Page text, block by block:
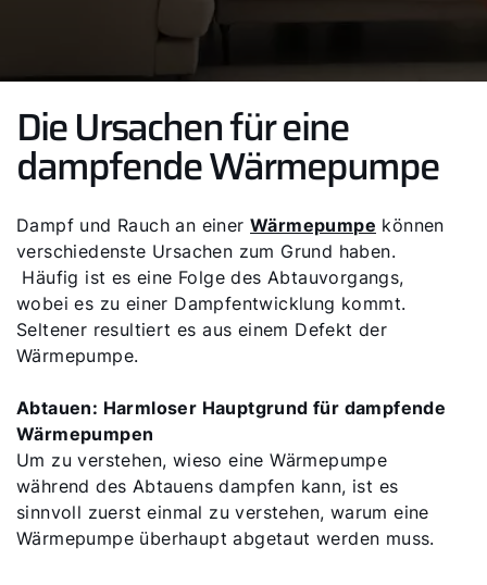
Die Ursachen für eine
dampfende Wärmepumpe
Dampf und Rauch an einer Wärmepumpe können
verschiedenste Ursachen zum Grund haben.
Häufig ist es eine Folge des Abtauvorgangs,
wobei es zu einer Dampfentwicklung kommt.
Seltener resultiert es aus einem Defekt der
Wärmepumpe.
Abtauen: Harmloser Hauptgrund für dampfende
Wärmepumpen
Um zu verstehen, wieso eine Wärmepumpe
während des Abtauens dampfen kann, ist es
sinnvoll zuerst einmal zu verstehen, warum eine
Wärmepumpe überhaupt abgetaut werden muss.